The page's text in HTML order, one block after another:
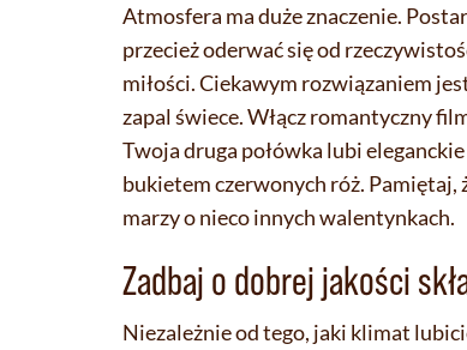
Atmosfera ma duże znaczenie.
przecież oderwać się od
miłości. Ciekawym rozwiązaniem
zapal świece. Włącz romantyczny
Twoja druga połówka lubi
bukietem czerwonych róż. Pamiętaj,
marzy o nieco innych walentynkach.
Zadbaj o dobrej jakości
Niezależnie od tego, jaki klimat